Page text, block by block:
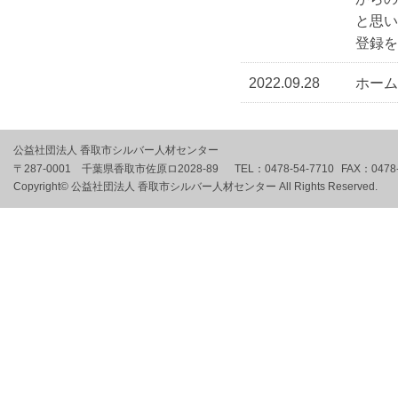
と思
登録
2022.09.28 ホー
公益社団法人 香取市シルバー人材センター
〒287-0001 千葉県香取市佐原ロ2028-89
TEL： 0478-54-7710 FAX：
Copyright© 公益社団法人 香取市シルバー人材センター All Rights Reserved.